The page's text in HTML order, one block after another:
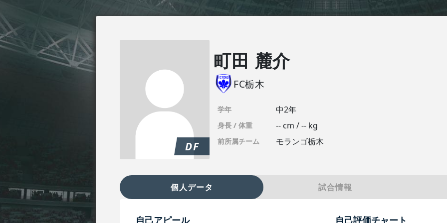
DF
町田 麓介
FC栃木
学年 中2年
身長 / 体重 -- cm / -- kg
前所属チーム モランゴ栃木
個人データ 試合情報
自己アピール 自己評価チャート